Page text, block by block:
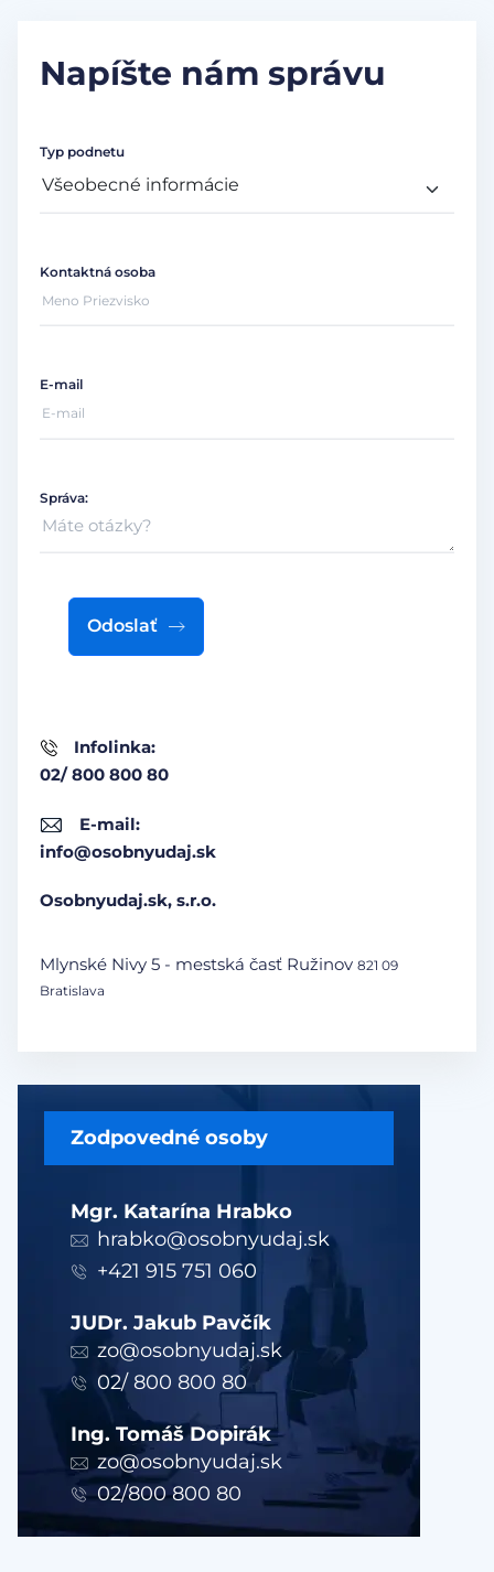
Zodpovedné osoby
Mgr. Katarína Hrabko
hrabko@osobnyudaj.sk
+421 915 751 060
JUDr. Jakub Pavčík
zo@osobnyudaj.sk
02/ 800 800 80
Ing. Tomáš Dopirák
zo@osobnyudaj.sk
02/800 800 80
Napíšte nám správu
Infolinka:
02/ 800 800 80
E-mail:
info@osobnyudaj.sk
Osobnyudaj.sk, s.r.o.
Mlynské Nivy 5 - mestská časť Ružinov 821 09
Bratislava
Typ podnetu
Kontaktná osoba
E-mail
Správa:
Odoslať